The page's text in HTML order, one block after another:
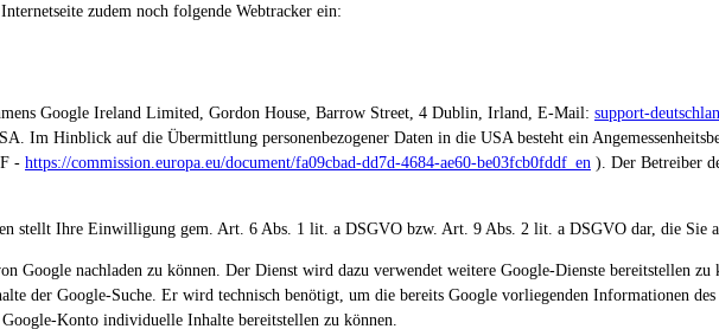
zudem noch folgende Webtracker ein:
Google Ireland Limited, Gordon House, Barrow Street, 4 Dublin, Irland, E-Mail: support-
Im Hinblick auf die Übermittlung personenbezogener Daten in die USA besteht ein
- https://commission.europa.eu/document/fa09cbad-dd7d-4684-ae60-be03fcb0fddf_en ). Der Betreiber
stellt Ihre Einwilligung gem. Art. 6 Abs. 1 lit. a DSGVO bzw. Art. 9 Abs. 2 lit. a DSGVO dar, die Sie
Google nachladen zu können. Der Dienst wird dazu verwendet weitere Google-Dienste bereitstellen
der Google-Suche. Er wird technisch benötigt, um die bereits Google vorliegenden Informationen des
Google-Konto individuelle Inhalte bereitstellen zu können.